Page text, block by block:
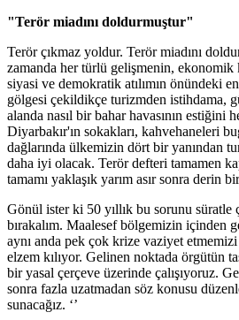
"Terör miadını doldurmuştur"
Terör çıkmaz yoldur. Terör miadını
zamanda her türlü gelişmenin, ekonomik
siyasi ve demokratik atılımın önündeki
gölgesi çekildikçe turizmden istihdama,
alanda nasıl bir bahar havasının estiğini
Diyarbakır'ın sokakları, kahvehaneleri
dağlarında ülkemizin dört bir yanından
daha iyi olacak. Terör defteri tamamen
tamamı yaklaşık yarım asır sonra derin
Gönül ister ki 50 yıllık bu sorunu süratle
bırakalım. Maalesef bölgemizin içinden
aynı anda pek çok krize vaziyet etmemizi
elzem kılıyor. Gelinen noktada örgütün
bir yasal çerçeve üzerinde çalışıyoruz.
sonra fazla uzatmadan söz konusu
sunacağız. ‘’